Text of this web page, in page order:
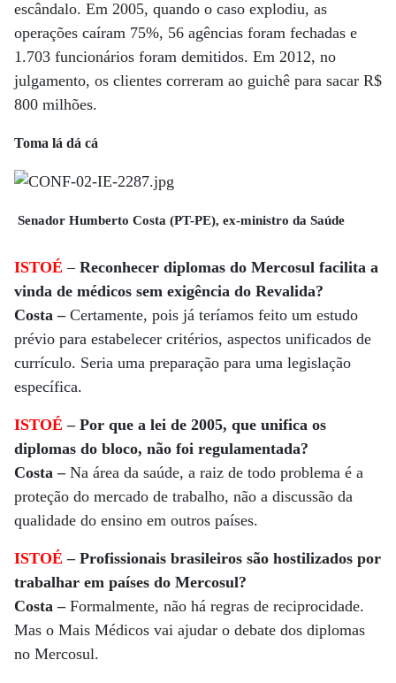
escândalo. Em 2005, quando o caso explodiu, as
operações caíram 75%, 56 agências foram fechadas e
1.703 funcionários foram demitidos. Em 2012, no
julgamento, os clientes correram ao guichê para sacar R$
800 milhões.
Toma lá dá cá
Senador Humberto Costa (PT-PE), ex-ministro da Saúde
ISTOÉ –Reconhecer diplomas do Mercosul facilita a
vinda de médicos sem exigência do Revalida?
Costa – Certamente, pois já teríamos feito um estudo
prévio para estabelecer critérios, aspectos unificados de
currículo. Seria uma preparação para uma legislação
específica.
ISTOÉ– Por que a lei de 2005, que unifica os
diplomas do bloco, não foi regulamentada?
Costa – Na área da saúde, a raiz de todo problema é a
proteção do mercado de trabalho, não a discussão da
qualidade do ensino em outros países.
ISTOÉ– Profissionais brasileiros são hostilizados por
trabalhar em países do Mercosul?
Costa – Formalmente, não há regras de reciprocidade.
Mas o Mais Médicos vai ajudar o debate dos diplomas
no Mercosul.